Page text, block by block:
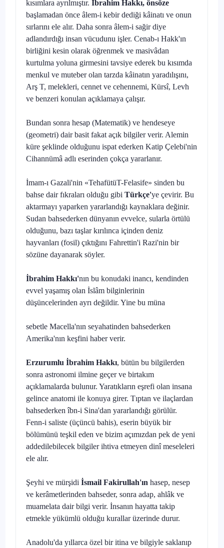
kısımlara ayrıl­mıştır. İbrahim Hakkı, önsöze
başlamadan önce âlem-i kebir dediği kâ­inatı ve onun
sırlarını ele alır. Daha sonra âlem-i sağir diye
adlandırdığı insan vücudunu işler. Cenab-ı Hakk'ın
birliğini kesin olarak öğrenmek ve masivâdan
kurtulma yoluna girmesini tavsiye ederek bu kısımda
menkul ve muteber olan tarzda kâinatın yaradılışını,
Arş T, melekleri, cennet ve cehennemi, Kürsî, Levh
ve benzeri konulan açıklamaya çalışır.
Bundan sonra hesap (Matematik) ve hendeseye
(geometri) dair ba­sit fakat açık bilgiler verir. Alemin
küre şeklinde olduğunu ispat ederken Katip Çelebi'nin
Cihannümâ adlı eserinden çokça yararlanır.
İmam-ı Gazali'nin «TehafütüT-Felasife» sinden bu
bahse dair fık­raları olduğu gibi Türkçe'ye çevirir. Bu
aktarmayı yaparken yararlandığı kaynaklara değinir.
Sudan bahsederken dünyanın evvelce, sularla örtülü
olduğunu, bazı taşlar kırılınca içinden deniz
hayvanları (fosil) çıktığını Fahrettin'i Razi'nin bir
sözüne dayanarak söyler.
İbrahim Hakkı'nın bu konudaki inancı, kendinden
evvel yaşamış olan İslâm bilginlerinin
düşüncelerinden ayrı değildir. Yine bu müna­
sebetle Macella'nın seyahatinden bahsederken
Amerika'nın keşfini haber verir.
Erzurumlu İbrahim Hakkı, bütün bu bilgilerden
sonra astronomi ilmine geçer ve birtakım
açıklamalarda bulunur. Yaratıkların eşrefi olan insana
gelince anatomi ile konuya girer. Tıptan ve ilaçlardan
bahsederken îbn-i Sina'dan yararlandığı görülür.
Fenn-i saliste (üçüncü bahis), eserin büyük bir
bölümünü teşkil eden ve bizim açımızdan pek de yeni
addedilebilecek bilgiler ihtiva etmeyen dinî meseleleri
ele alır.
Şeyhi ve mürşidi İsmail Fakirullah'ın hasep, nesep
ve kerâmetlerinden bahseder, sonra adap, ahlâk ve
muamelata dair bilgi verir. İnsanın hayatta takip
etmekle yükümlü olduğu kurallar üzerinde durur.
Anadolu'da yıllarca özel bir itina ve bilgiyle saklanıp